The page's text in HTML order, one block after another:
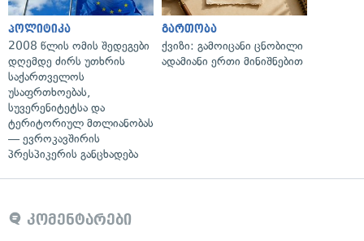
პოლიტიკა
2008 წლის ომის შედეგები
დღემდე ძირს უთხრის
საქართველოს
უსაფრთხოებას,
სუვერენიტეტსა და
ტერიტორიულ მთლიანობას
— ევროკავშირის
პრესპიკერის განცხადება
გართობა
ქვიზი: გამოიცანი ცნობილი
ადამიანი ერთი მინიშნებით
კომენტარები